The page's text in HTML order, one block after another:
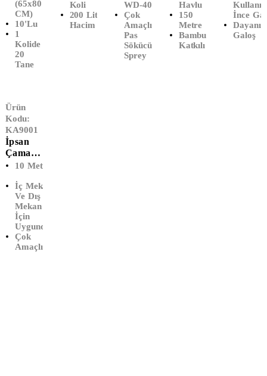
CM)
(65x80
CM)
10'lu
1
Kolide
20
Tane
Poşeti
Battal
Boy
Koli
200 Litre
Hacim
ML)
WD-40
Çok
Amaçlı
Pas
Sökücü
Sprey
Havlu
(12'Li)
Havlu
150
Metre
Bambu
Katkılı
İnce
Galoş
Ürün
Kodu:
KA9001
İpsan
Çamaşır
İpi (10
10 Metre
İç Mekan
Ve Dış
Mekan
İçin
Uygundur
Çok
Amaçlı İp